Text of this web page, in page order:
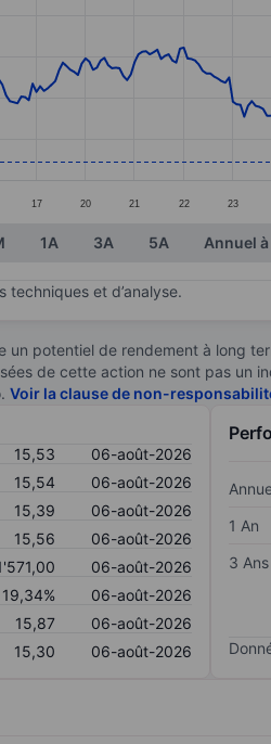
ranges from 15.21 to 18.7.
17 20 21 22 23
1A 3A 5A Annuel
techniques et d’analyse.
un potentiel de rendement à long
de cette action ne sont pas un
Voir la clause de non-
15,53
06-août-2026
15,54
06-août-2026
15,39
06-août-2026
15,56
06-août-2026
06-août-2026
19,34%
06-août-2026
15,87
06-août-2026
15,30 06-août-2026
1 An
3 Ans